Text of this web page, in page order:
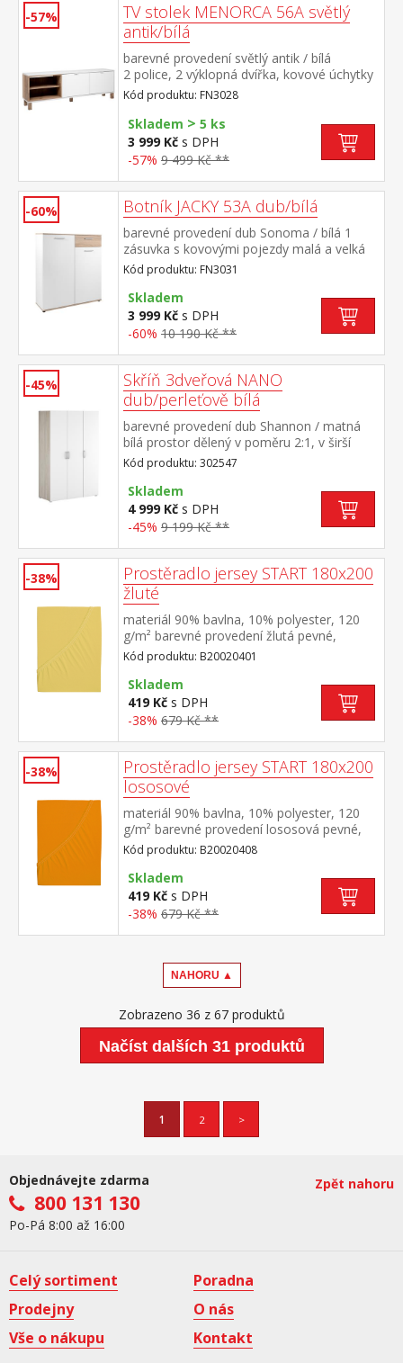
-57%
TV stolek MENORCA 56A světlý
antik/bílá
barevné provedení světlý antik / bílá
2 police, 2 výklopná dvířka, kovové úchytky
Kód produktu: FN3028
Skladem > 5 ks
3 999 Kč s DPH
-57% 9 499 Kč **
-60% Botník JACKY 53A dub/bílá
barevné provedení dub Sonoma / bílá 1
zásuvka s kovovými pojezdy malá a velká
dvířka, 7 variabilních polic
Kód produktu: FN3031
Skladem
3 999 Kč s DPH
-60% 10 190 Kč **
-45%
Skříň 3dveřová NANO
dub/perleťově bílá
barevné provedení dub Shannon / matná
bílá prostor dělený v poměru 2:1, v širší
části šatní tyč, v užší části 3 police
Kód produktu: 302547
Skladem
4 999 Kč s DPH
-45% 9 199 Kč **
-38%
Prostěradlo jersey START 180x200
žluté
materiál 90% bavlna, 10% polyester, 120
g/m² barevné provedení žlutá pevné,
odolné, stálobarevné, obšito gumou pro
matrace do výšky 25 cm pratelné do 60 °C
Kód produktu: B20020401
Skladem
419 Kč s DPH
-38% 679 Kč **
-38%
Prostěradlo jersey START 180x200
lososové
materiál 90% bavlna, 10% polyester, 120
g/m² barevné provedení lososová pevné,
odolné, stálobarevné, obšito gumou pro
matrace do výšky 25 cm pratelné do 60 °C
Kód produktu: B20020408
Skladem
419 Kč s DPH
-38% 679 Kč **
NAHORU ▲
Zobrazeno 36 z 67 produktů
Načíst dalších 31 produktů
1 2 >
Objednávejte zdarma
800 131 130
Po-Pá 8:00 až 16:00
Zpět nahoru
Celý sortiment
Poradna
Prodejny
O nás
Vše o nákupu
Kontakt